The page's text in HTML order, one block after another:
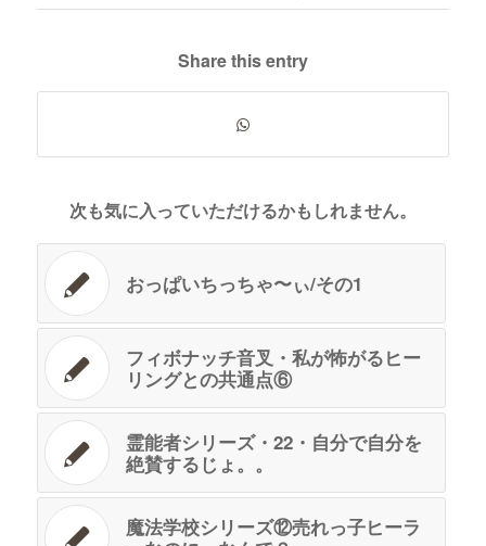
Share this entry
次も気に入っていただけるかもしれません。
おっぱいちっちゃ〜ぃ/その1
フィボナッチ音叉・私が怖がるヒー
リングとの共通点⑥
霊能者シリーズ・22・自分で自分を
絶賛するじょ。。
魔法学校シリーズ⑫売れっ子ヒーラ